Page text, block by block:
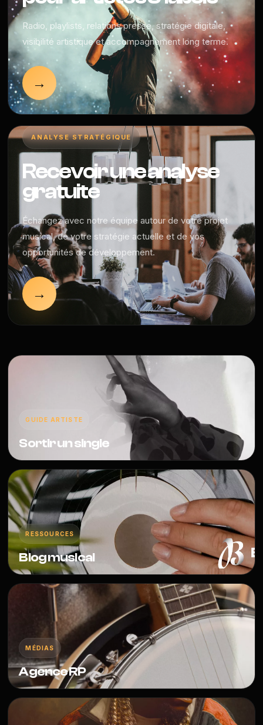
Radio, playlists, relations presse, stratégie digitale,
visibilité artistique et accompagnement long terme.
→
ANALYSE STRATÉGIQUE
Recevoir une analyse
gratuite
Échangez avec notre équipe autour de votre projet
musical, de votre stratégie actuelle et de vos
opportunités de développement.
→
GUIDE ARTISTE
Sortir un single
RESSOURCES
Blog musical
MÉDIAS
Agence RP